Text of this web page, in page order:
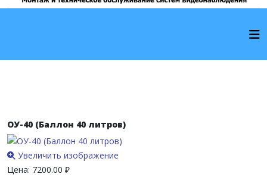
ОУ-40 (Баллон 40 литров)
Увеличить изображение
Цена: 7200.00 ₽